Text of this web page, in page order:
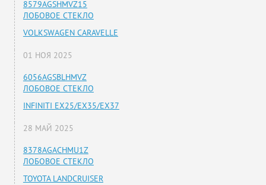
8579AGSHMVZ15
ЛОБОВОЕ СТЕКЛО
VOLKSWAGEN CARAVELLE
01 НОЯ 2025
6056AGSBLHMVZ
ЛОБОВОЕ СТЕКЛО
INFINITI EX25/EX35/EX37
28 МАЙ 2025
8378AGACHMU1Z
ЛОБОВОЕ СТЕКЛО
TOYOTA LANDCRUISER